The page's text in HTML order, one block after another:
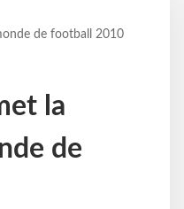
de football 2010
la
de